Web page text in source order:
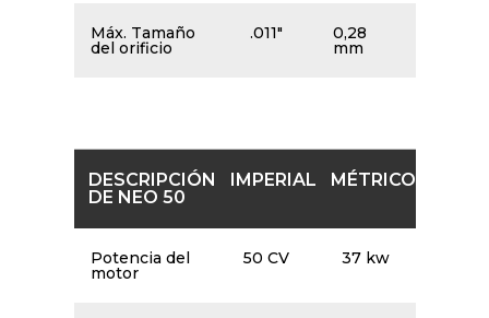
Máx. Tamaño
del orificio
.011″ 0,28
mm
DESCRIPCIÓN
DE NEO 50
IMPERIAL MÉTRICO
Potencia del
motor
50 CV 37 kw